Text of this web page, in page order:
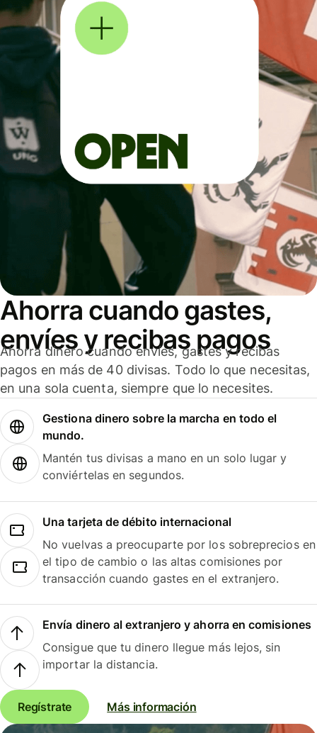
Ahorra cuando gastes,
envíes y recibas pagos
Ahorra dinero cuando envíes, gastes y recibas
pagos en más de 40 divisas. Todo lo que necesitas,
en una sola cuenta, siempre que lo necesites.
Gestiona dinero sobre la marcha en todo el
mundo.
Mantén tus divisas a mano en un solo lugar y
conviértelas en segundos.
Una tarjeta de débito internacional
No vuelvas a preocuparte por los sobreprecios en
el tipo de cambio o las altas comisiones por
transacción cuando gastes en el extranjero.
Envía dinero al extranjero y ahorra en comisiones
Consigue que tu dinero llegue más lejos, sin
importar la distancia.
Regístrate Más información